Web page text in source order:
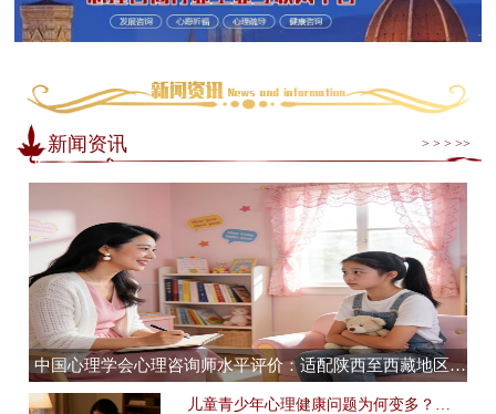
新闻资讯 > > > >>
中国心理学会心理咨询师水平评价：适配陕西至西藏地区，心理咨询师水平评价全流程服务提供商
儿童青少年心理健康问题为何变多？应